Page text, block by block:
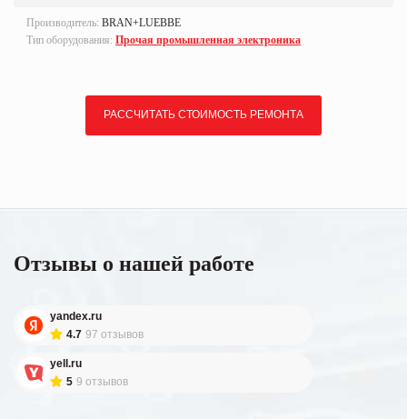
Производитель: BRAN+LUEBBE
Тип оборудования: Прочая промышленная электроника
РАССЧИТАТЬ СТОИМОСТЬ РЕМОНТА
Отзывы о нашей работе
yandex.ru
4.7 97 отзывов
yell.ru
5 9 отзывов